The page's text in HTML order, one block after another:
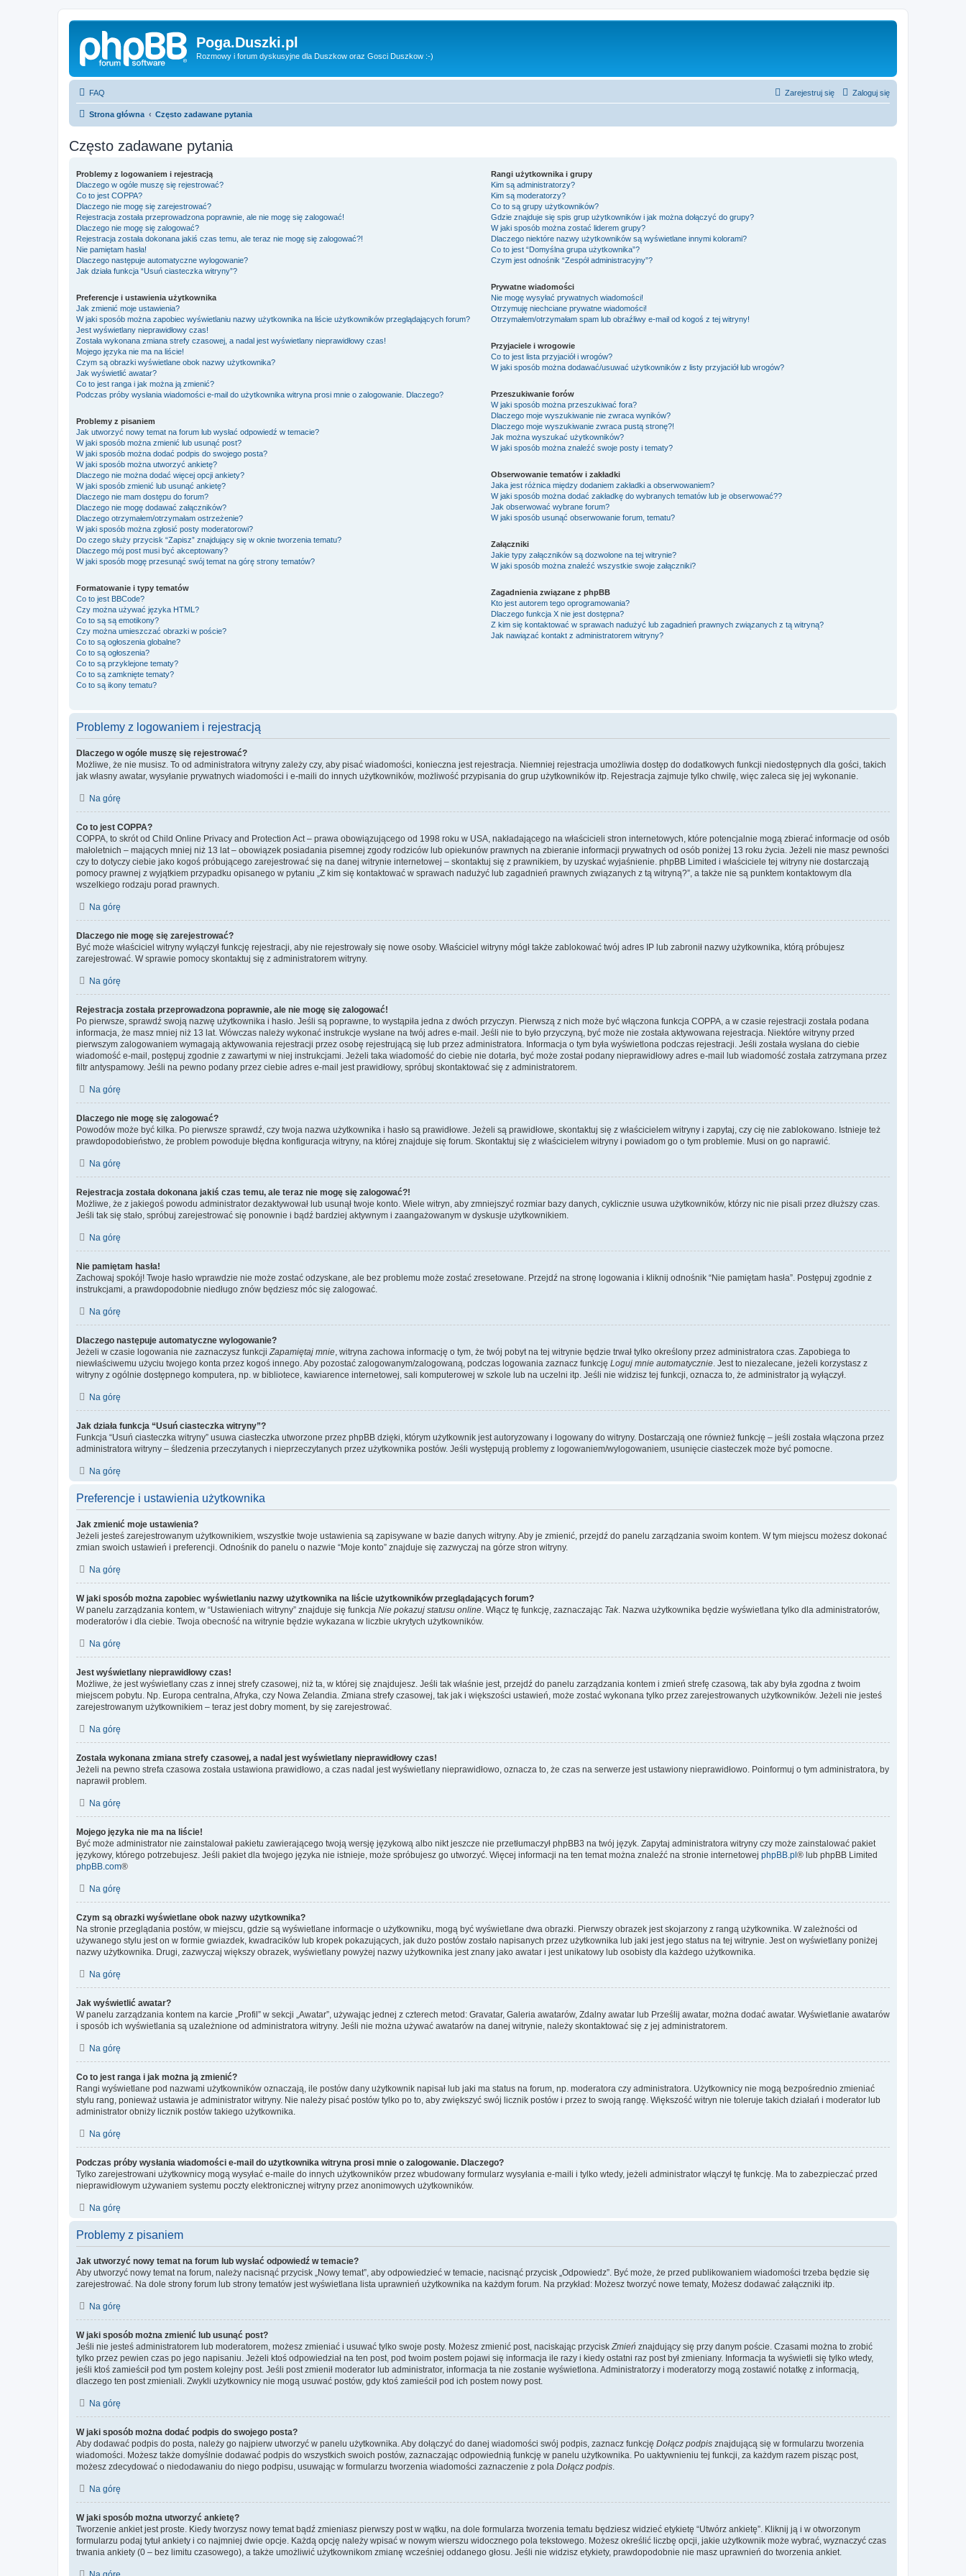
Poga.Duszki.pl
Rozmowy i forum dyskusyjne dla Duszkow oraz Gosci Duszkow :-)
FAQ Zaloguj się
Zarejestruj się
Strona główna Często zadawane pytania
Często zadawane pytania
Problemy z logowaniem i rejestracją
Dlaczego w ogóle muszę się rejestrować?
Co to jest COPPA?
Dlaczego nie mogę się zarejestrować?
Rejestracja została przeprowadzona poprawnie, ale nie mogę się zalogować!
Dlaczego nie mogę się zalogować?
Rejestracja została dokonana jakiś czas temu, ale teraz nie mogę się zalogować?!
Nie pamiętam hasła!
Dlaczego następuje automatyczne wylogowanie?
Jak działa funkcja “Usuń ciasteczka witryny”?
Preferencje i ustawienia użytkownika
Jak zmienić moje ustawienia?
W jaki sposób można zapobiec wyświetlaniu nazwy użytkownika na liście użytkowników przeglądających forum?
Jest wyświetlany nieprawidłowy czas!
Została wykonana zmiana strefy czasowej, a nadal jest wyświetlany nieprawidłowy czas!
Mojego języka nie ma na liście!
Czym są obrazki wyświetlane obok nazwy użytkownika?
Jak wyświetlić awatar?
Co to jest ranga i jak można ją zmienić?
Podczas próby wysłania wiadomości e-mail do użytkownika witryna prosi mnie o zalogowanie. Dlaczego?
Problemy z pisaniem
Jak utworzyć nowy temat na forum lub wysłać odpowiedź w temacie?
W jaki sposób można zmienić lub usunąć post?
W jaki sposób można dodać podpis do swojego posta?
W jaki sposób można utworzyć ankietę?
Dlaczego nie można dodać więcej opcji ankiety?
W jaki sposób zmienić lub usunąć ankietę?
Dlaczego nie mam dostępu do forum?
Dlaczego nie mogę dodawać załączników?
Dlaczego otrzymałem/otrzymałam ostrzeżenie?
W jaki sposób można zgłosić posty moderatorowi?
Do czego służy przycisk “Zapisz” znajdujący się w oknie tworzenia tematu?
Dlaczego mój post musi być akceptowany?
W jaki sposób mogę przesunąć swój temat na górę strony tematów?
Formatowanie i typy tematów
Co to jest BBCode?
Czy można używać języka HTML?
Co to są są emotikony?
Czy można umieszczać obrazki w poście?
Co to są ogłoszenia globalne?
Co to są ogłoszenia?
Co to są przyklejone tematy?
Co to są zamknięte tematy?
Co to są ikony tematu?
Rangi użytkownika i grupy
Kim są administratorzy?
Kim są moderatorzy?
Co to są grupy użytkowników?
Gdzie znajduje się spis grup użytkowników i jak można dołączyć do grupy?
W jaki sposób można zostać liderem grupy?
Dlaczego niektóre nazwy użytkowników są wyświetlane innymi kolorami?
Co to jest “Domyślna grupa użytkownika”?
Czym jest odnośnik “Zespół administracyjny”?
Prywatne wiadomości
Nie mogę wysyłać prywatnych wiadomości!
Otrzymuję niechciane prywatne wiadomości!
Otrzymałem/otrzymałam spam lub obraźliwy e-mail od kogoś z tej witryny!
Przyjaciele i wrogowie
Co to jest lista przyjaciół i wrogów?
W jaki sposób można dodawać/usuwać użytkowników z listy przyjaciół lub wrogów?
Przeszukiwanie forów
W jaki sposób można przeszukiwać fora?
Dlaczego moje wyszukiwanie nie zwraca wyników?
Dlaczego moje wyszukiwanie zwraca pustą stronę?!
Jak można wyszukać użytkowników?
W jaki sposób można znaleźć swoje posty i tematy?
Obserwowanie tematów i zakładki
Jaka jest różnica między dodaniem zakładki a obserwowaniem?
W jaki sposób można dodać zakładkę do wybranych tematów lub je obserwować??
Jak obserwować wybrane forum?
W jaki sposób usunąć obserwowanie forum, tematu?
Załączniki
Jakie typy załączników są dozwolone na tej witrynie?
W jaki sposób można znaleźć wszystkie swoje załączniki?
Zagadnienia związane z phpBB
Kto jest autorem tego oprogramowania?
Dlaczego funkcja X nie jest dostępna?
Z kim się kontaktować w sprawach nadużyć lub zagadnień prawnych związanych z tą witryną?
Jak nawiązać kontakt z administratorem witryny?
Problemy z logowaniem i rejestracją
Dlaczego w ogóle muszę się rejestrować?
Możliwe, że nie musisz. To od administratora witryny zależy czy, aby pisać wiadomości, konieczna jest rejestracja. Niemniej rejestracja umożliwia dostęp do dodatkowych funkcji niedostępnych dla gości, takich
jak własny awatar, wysyłanie prywatnych wiadomości i e-maili do innych użytkowników, możliwość przypisania do grup użytkowników itp. Rejestracja zajmuje tylko chwilę, więc zaleca się jej wykonanie.
Na górę
Co to jest COPPA?
COPPA, to skrót od Child Online Privacy and Protection Act – prawa obowiązującego od 1998 roku w USA, nakładającego na właścicieli stron internetowych, które potencjalnie mogą zbierać informacje od osób
małoletnich – mających mniej niż 13 lat – obowiązek posiadania pisemnej zgody rodziców lub opiekunów prawnych na zbieranie informacji prywatnych od osób poniżej 13 roku życia. Jeżeli nie masz pewności
czy to dotyczy ciebie jako kogoś próbującego zarejestrować się na danej witrynie internetowej – skontaktuj się z prawnikiem, by uzyskać wyjaśnienie. phpBB Limited i właściciele tej witryny nie dostarczają
pomocy prawnej z wyjątkiem przypadku opisanego w pytaniu „Z kim się kontaktować w sprawach nadużyć lub zagadnień prawnych związanych z tą witryną?”, a także nie są punktem kontaktowym dla
wszelkiego rodzaju porad prawnych.
Na górę
Dlaczego nie mogę się zarejestrować?
Być może właściciel witryny wyłączył funkcję rejestracji, aby nie rejestrowały się nowe osoby. Właściciel witryny mógł także zablokować twój adres IP lub zabronił nazwy użytkownika, którą próbujesz
zarejestrować. W sprawie pomocy skontaktuj się z administratorem witryny.
Na górę
Rejestracja została przeprowadzona poprawnie, ale nie mogę się zalogować!
Po pierwsze, sprawdź swoją nazwę użytkownika i hasło. Jeśli są poprawne, to wystąpiła jedna z dwóch przyczyn. Pierwszą z nich może być włączona funkcja COPPA, a w czasie rejestracji została podana
informacja, że masz mniej niż 13 lat. Wówczas należy wykonać instrukcje wysłane na twój adres e-mail. Jeśli nie to było przyczyną, być może nie została aktywowana rejestracja. Niektóre witryny przed
pierwszym zalogowaniem wymagają aktywowania rejestracji przez osobę rejestrującą się lub przez administratora. Informacja o tym była wyświetlona podczas rejestracji. Jeśli została wysłana do ciebie
wiadomość e-mail, postępuj zgodnie z zawartymi w niej instrukcjami. Jeżeli taka wiadomość do ciebie nie dotarła, być może został podany nieprawidłowy adres e-mail lub wiadomość została zatrzymana przez
filtr antyspamowy. Jeśli na pewno podany przez ciebie adres e-mail jest prawidłowy, spróbuj skontaktować się z administratorem.
Na górę
Dlaczego nie mogę się zalogować?
Powodów może być kilka. Po pierwsze sprawdź, czy twoja nazwa użytkownika i hasło są prawidłowe. Jeżeli są prawidłowe, skontaktuj się z właścicielem witryny i zapytaj, czy cię nie zablokowano. Istnieje też
prawdopodobieństwo, że problem powoduje błędna konfiguracja witryny, na której znajduje się forum. Skontaktuj się z właścicielem witryny i powiadom go o tym problemie. Musi on go naprawić.
Na górę
Rejestracja została dokonana jakiś czas temu, ale teraz nie mogę się zalogować?!
Możliwe, że z jakiegoś powodu administrator dezaktywował lub usunął twoje konto. Wiele witryn, aby zmniejszyć rozmiar bazy danych, cyklicznie usuwa użytkowników, którzy nic nie pisali przez dłuższy czas.
Jeśli tak się stało, spróbuj zarejestrować się ponownie i bądź bardziej aktywnym i zaangażowanym w dyskusje użytkownikiem.
Na górę
Nie pamiętam hasła!
Zachowaj spokój! Twoje hasło wprawdzie nie może zostać odzyskane, ale bez problemu może zostać zresetowane. Przejdź na stronę logowania i kliknij odnośnik “Nie pamiętam hasła”. Postępuj zgodnie z
instrukcjami, a prawdopodobnie niedługo znów będziesz móc się zalogować.
Na górę
Dlaczego następuje automatyczne wylogowanie?
Jeżeli w czasie logowania nie zaznaczysz funkcji Zapamiętaj mnie , witryna zachowa informację o tym, że twój pobyt na tej witrynie będzie trwał tylko określony przez administratora czas. Zapobiega to
niewłaściwemu użyciu twojego konta przez kogoś innego. Aby pozostać zalogowanym/zalogowaną, podczas logowania zaznacz funkcję Loguj mnie automatycznie . Jest to niezalecane, jeżeli korzystasz z
witryny z ogólnie dostępnego komputera, np. w bibliotece, kawiarence internetowej, sali komputerowej w szkole lub na uczelni itp. Jeśli nie widzisz tej funkcji, oznacza to, że administrator ją wyłączył.
Na górę
Jak działa funkcja “Usuń ciasteczka witryny”?
Funkcja “Usuń ciasteczka witryny” usuwa ciasteczka utworzone przez phpBB dzięki, którym użytkownik jest autoryzowany i logowany do witryny. Dostarczają one również funkcję – jeśli została włączona przez
administratora witryny – śledzenia przeczytanych i nieprzeczytanych przez użytkownika postów. Jeśli występują problemy z logowaniem/wylogowaniem, usunięcie ciasteczek może być pomocne.
Na górę
Preferencje i ustawienia użytkownika
Jak zmienić moje ustawienia?
Jeżeli jesteś zarejestrowanym użytkownikiem, wszystkie twoje ustawienia są zapisywane w bazie danych witryny. Aby je zmienić, przejdź do panelu zarządzania swoim kontem. W tym miejscu możesz dokonać
zmian swoich ustawień i preferencji. Odnośnik do panelu o nazwie “Moje konto” znajduje się zazwyczaj na górze stron witryny.
Na górę
W jaki sposób można zapobiec wyświetlaniu nazwy użytkownika na liście użytkowników przeglądających forum?
W panelu zarządzania kontem, w “Ustawieniach witryny” znajduje się funkcja Nie pokazuj statusu online . Włącz tę funkcję, zaznaczając Tak. Nazwa użytkownika będzie wyświetlana tylko dla administratorów,
moderatorów i dla ciebie. Twoja obecność na witrynie będzie wykazana w liczbie ukrytych użytkowników.
Na górę
Jest wyświetlany nieprawidłowy czas!
Możliwe, że jest wyświetlany czas z innej strefy czasowej, niż ta, w której się znajdujesz. Jeśli tak właśnie jest, przejdź do panelu zarządzania kontem i zmień strefę czasową, tak aby była zgodna z twoim
miejscem pobytu. Np. Europa centralna, Afryka, czy Nowa Zelandia. Zmiana strefy czasowej, tak jak i większości ustawień, może zostać wykonana tylko przez zarejestrowanych użytkowników. Jeżeli nie jesteś
zarejestrowanym użytkownikiem – teraz jest dobry moment, by się zarejestrować.
Na górę
Została wykonana zmiana strefy czasowej, a nadal jest wyświetlany nieprawidłowy czas!
Jeżeli na pewno strefa czasowa została ustawiona prawidłowo, a czas nadal jest wyświetlany nieprawidłowo, oznacza to, że czas na serwerze jest ustawiony nieprawidłowo. Poinformuj o tym administratora, by
naprawił problem.
Na górę
Mojego języka nie ma na liście!
Być może administrator nie zainstalował pakietu zawierającego twoją wersję językową albo nikt jeszcze nie przetłumaczył phpBB3 na twój język. Zapytaj administratora witryny czy może zainstalować pakiet
językowy, którego potrzebujesz. Jeśli pakiet dla twojego języka nie istnieje, może spróbujesz go utworzyć. Więcej informacji na ten temat można znaleźć na stronie internetowej phpBB.pl® lub phpBB Limited
phpBB.com®
Na górę
Czym są obrazki wyświetlane obok nazwy użytkownika?
Na stronie przeglądania postów, w miejscu, gdzie są wyświetlane informacje o użytkowniku, mogą być wyświetlane dwa obrazki. Pierwszy obrazek jest skojarzony z rangą użytkownika. W zależności od
używanego stylu jest on w formie gwiazdek, kwadracików lub kropek pokazujących, jak dużo postów zostało napisanych przez użytkownika lub jaki jest jego status na tej witrynie. Jest on wyświetlany poniżej
nazwy użytkownika. Drugi, zazwyczaj większy obrazek, wyświetlany powyżej nazwy użytkownika jest znany jako awatar i jest unikatowy lub osobisty dla każdego użytkownika.
Na górę
Jak wyświetlić awatar?
W panelu zarządzania kontem na karcie „Profil” w sekcji „Awatar”, używając jednej z czterech metod: Gravatar, Galeria awatarów, Zdalny awatar lub Prześlij awatar, można dodać awatar. Wyświetlanie awatarów
i sposób ich wyświetlania są uzależnione od administratora witryny. Jeśli nie można używać awatarów na danej witrynie, należy skontaktować się z jej administratorem.
Na górę
Co to jest ranga i jak można ją zmienić?
Rangi wyświetlane pod nazwami użytkowników oznaczają, ile postów dany użytkownik napisał lub jaki ma status na forum, np. moderatora czy administratora. Użytkownicy nie mogą bezpośrednio zmieniać
stylu rang, ponieważ ustawia je administrator witryny. Nie należy pisać postów tylko po to, aby zwiększyć swój licznik postów i przez to swoją rangę. Większość witryn nie toleruje takich działań i moderator lub
administrator obniży licznik postów takiego użytkownika.
Na górę
Podczas próby wysłania wiadomości e-mail do użytkownika witryna prosi mnie o zalogowanie. Dlaczego?
Tylko zarejestrowani użytkownicy mogą wysyłać e-maile do innych użytkowników przez wbudowany formularz wysyłania e-maili i tylko wtedy, jeżeli administrator włączył tę funkcję. Ma to zabezpieczać przed
nieprawidłowym używaniem systemu poczty elektronicznej witryny przez anonimowych użytkowników.
Na górę
Problemy z pisaniem
Jak utworzyć nowy temat na forum lub wysłać odpowiedź w temacie?
Aby utworzyć nowy temat na forum, należy nacisnąć przycisk „Nowy temat”, aby odpowiedzieć w temacie, nacisnąć przycisk „Odpowiedz”. Być może, że przed publikowaniem wiadomości trzeba będzie się
zarejestrować. Na dole strony forum lub strony tematów jest wyświetlana lista uprawnień użytkownika na każdym forum. Na przykład: Możesz tworzyć nowe tematy, Możesz dodawać załączniki itp.
Na górę
W jaki sposób można zmienić lub usunąć post?
Jeśli nie jesteś administratorem lub moderatorem, możesz zmieniać i usuwać tylko swoje posty. Możesz zmienić post, naciskając przycisk Zmień znajdujący się przy danym poście. Czasami można to zrobić
tylko przez pewien czas po jego napisaniu. Jeżeli ktoś odpowiedział na ten post, pod twoim postem pojawi się informacja ile razy i kiedy ostatni raz post był zmieniany. Informacja ta wyświetli się tylko wtedy,
jeśli ktoś zamieścił pod tym postem kolejny post. Jeśli post zmienił moderator lub administrator, informacja ta nie zostanie wyświetlona. Administratorzy i moderatorzy mogą zostawić notatkę z informacją,
dlaczego ten post zmieniali. Zwykli użytkownicy nie mogą usuwać postów, gdy ktoś zamieścił pod ich postem nowy post.
Na górę
W jaki sposób można dodać podpis do swojego posta?
Aby dodawać podpis do posta, należy go najpierw utworzyć w panelu użytkownika. Aby dołączyć do danej wiadomości swój podpis, zaznacz funkcję Dołącz podpis znajdującą się w formularzu tworzenia
wiadomości. Możesz także domyślnie dodawać podpis do wszystkich swoich postów, zaznaczając odpowiednią funkcję w panelu użytkownika. Po uaktywnieniu tej funkcji, za każdym razem pisząc post,
możesz zdecydować o niedodawaniu do niego podpisu, usuwając w formularzu tworzenia wiadomości zaznaczenie z pola Dołącz podpis
Na górę
W jaki sposób można utworzyć ankietę?
Tworzenie ankiet jest proste. Kiedy tworzysz nowy temat bądź zmieniasz pierwszy post w wątku, na dole formularza tworzenia tematu będziesz widzieć etykietę “Utwórz ankietę”. Kliknij ją i w otworzonym
formularzu podaj tytuł ankiety i co najmniej dwie opcje. Każdą opcję należy wpisać w nowym wierszu widocznego pola tekstowego. Możesz określić liczbę opcji, jakie użytkownik może wybrać, wyznaczyć czas
trwania ankiety (0 – bez limitu czasowego), a także umożliwić użytkownikom zmianę wcześniej oddanego głosu. Jeśli nie widzisz etykiety, prawdopodobnie nie masz uprawnień do tworzenia ankiet.